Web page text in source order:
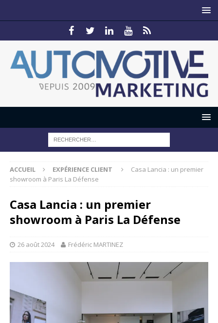
ACCUEIL EXPÉRIENCE CLIENT
Casa Lancia : un premier
showroom à Paris La Défense
Casa Lancia : un premier
showroom à Paris La Défense
26 août 2024 Frédéric MARTINEZ